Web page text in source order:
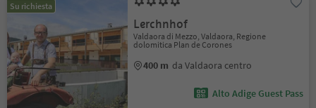
Su richiesta
Lerchnhof
Valdaora di Mezzo, Valdaora, Regione
dolomitica Plan de Corones
400 m da Valdaora centro
Alto Adige Guest Pass